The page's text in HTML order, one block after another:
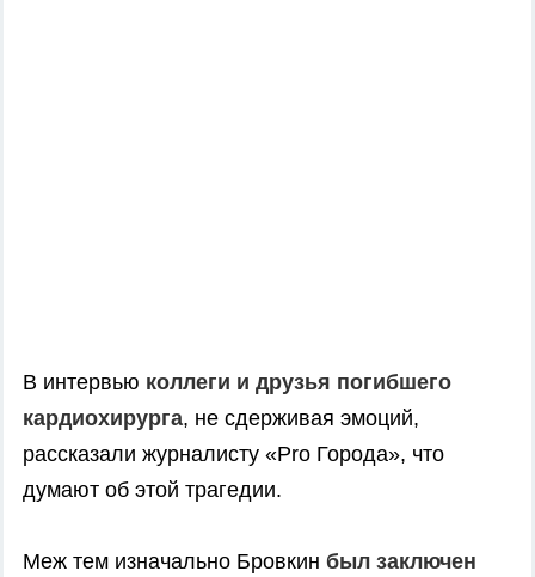
В интервью коллеги и друзья погибшего
кардиохирурга, не сдерживая эмоций,
рассказали журналисту «Pro Города», что
думают об этой трагедии.
Меж тем изначально Бровкин был заключен